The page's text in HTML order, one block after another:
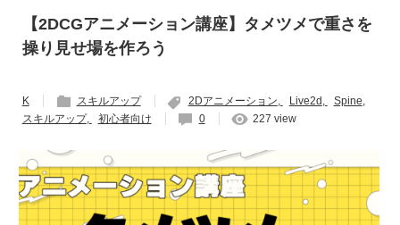
【2DCGアニメーション講座】タメツメで重さを
操り見せ場を作ろう
K スキルアップ 2Dアニメーション Live2d
Spine
スキルアップ
初心者向け 0 227 view